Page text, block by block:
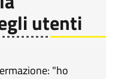
utenti
"ho